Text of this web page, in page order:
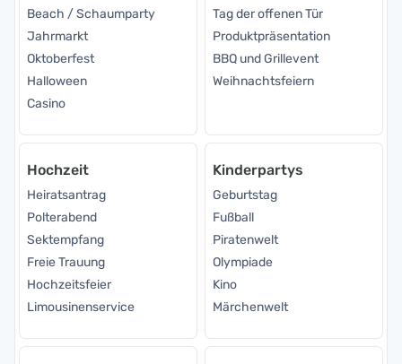
Beach / Schaumparty
Jahrmarkt
Oktoberfest
Halloween
Casino
Tag der offenen Tür
Produktpräsentation
BBQ und Grillevent
Weihnachtsfeiern
Hochzeit
Heiratsantrag
Polterabend
Sektempfang
Freie Trauung
Hochzeitsfeier
Limousinenservice
Kinderpartys
Geburtstag
Fußball
Piratenwelt
Olympiade
Kino
Märchenwelt